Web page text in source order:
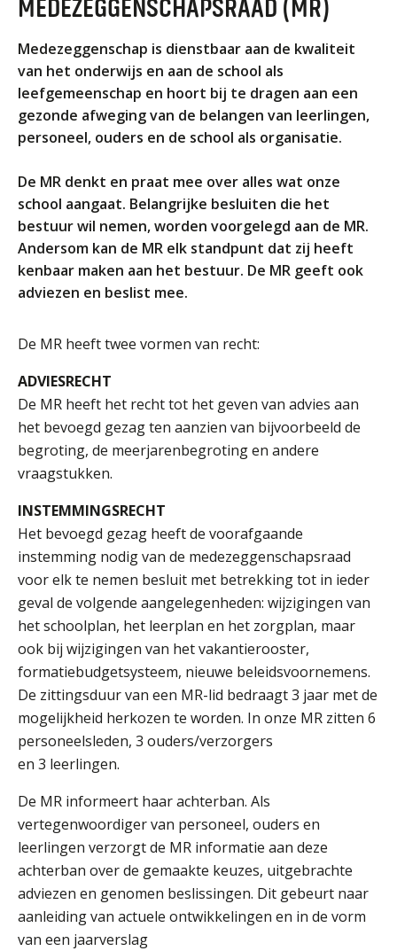
ORGANISATIE
Locaties
Missie en visie
Organisatie
Klachten en integriteit
GROEP 8
Kennismaking / Open dagen
Schoolgids
Begeleiding
Profielen vmbo
Projectklassen vmbo-tl, havo, vwo en tweetalig
Zoek de uitdaging
Welke opleidingen bieden we aan?
Taal en rekenen
Dyslexie
NIEUWS
VACATURES EN STAGEPLEKKEN
WELKOM
ZOEKEN ELO MAGISTER AURA SCHOOL
GIDS ZERMELO
Medezeggenschap is dienstbaar aan de kwaliteit
van het onderwijs en aan de school als
leefgemeenschap en hoort bij te dragen aan een
gezonde afweging van de belangen van leerlingen,
personeel, ouders en de school als organisatie.
De MR denkt en praat mee over alles wat onze
school aangaat. Belangrijke besluiten die het
bestuur wil nemen, worden voorgelegd aan de MR.
Andersom kan de MR elk standpunt dat zij heeft
kenbaar maken aan het bestuur. De MR geeft ook
adviezen en beslist mee.
De MR heeft twee vormen van recht:
ADVIESRECHT
De MR heeft het recht tot het geven van advies aan
het bevoegd gezag ten aanzien van bijvoorbeeld de
begroting, de meerjarenbegroting en andere
vraagstukken.
INSTEMMINGSRECHT
Het bevoegd gezag heeft de voorafgaande
instemming nodig van de medezeggenschapsraad
voor elk te nemen besluit met betrekking tot in ieder
geval de volgende aangelegenheden: wijzigingen van
het schoolplan, het leerplan en het zorgplan, maar
ook bij wijzigingen van het vakantierooster,
formatiebudgetsysteem, nieuwe beleidsvoornemens.
De zittingsduur van een MR-lid bedraagt 3 jaar met de
mogelijkheid herkozen te worden. In onze MR zitten 6
personeelsleden, 3 ouders/verzorgers
en 3 leerlingen.
De MR informeert haar achterban. Als
vertegenwoordiger van personeel, ouders en
leerlingen verzorgt de MR informatie aan deze
achterban over de gemaakte keuzes, uitgebrachte
adviezen en genomen beslissingen. Dit gebeurt naar
aanleiding van actuele ontwikkelingen en in de vorm
van een jaarverslag